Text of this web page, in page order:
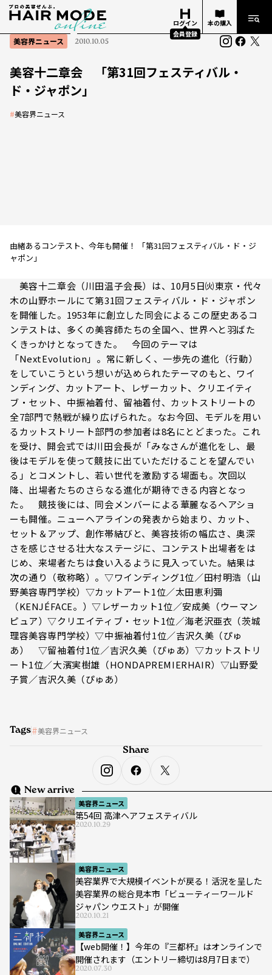
ログイン
会員登録
本の購入
美容界ニュース 2010.10.05
美容十二章会 「第31回フェスティバル・
ド・ジャポン」
#美容界ニュース
由緒あるコンテスト、今年も開催！ 「第31回フェスティバル・ド・ジ
ャポン」
美容十二章会（川田温子会長）は、10月5日㈫東京・代々
木の山野ホールにて第31回フェスティバル・ド・ジャポン
を開催した。1953年に創立した同会によるこの歴史あるコ
ンテストは、多くの美容師たちの全国へ、世界へと羽ばた
くきっかけとなってきた。 今回のテーマは
「NextEvolution」。常に新しく、一歩先の進化（行動）
をしていこうという想いが込められたテーマのもと、ワイ
ンディング、カットアート、レザーカット、クリエイティ
ブ・セット、中振袖着付、留袖着付、カットストリートの
全7部門で熱戦が繰り広げられた。なお今回、モデルを用い
るカットストリート部門の参加者は8名にとどまった。これ
を受け、開会式では川田会長が「みなさんが進化をし、最
後はモデルを使って競技に出ていただけることを望んでい
る」とコメントし、若い世代を激励する場面も。次回以
降、出場者たちのさらなる進化が期待できる内容となっ
た。 競技後には、同会メンバーによる華麗なるヘアショ
ーも開催。ニューヘアラインの発表から始まり、カット、
セット＆アップ、創作帯結びと、美容技術の幅広さ、奥深
さを感じさせる壮大なステージに、コンテスト出場者をは
じめ、来場者たちは食い入るように見入っていた。結果は
次の通り（敬称略）。▽ワインディング1位／田村明浩（山
野美容専門学校）▽カットアート1位／太田恵利彌
（KENJÉFACE。）▽レザーカット1位／安成美（ウーマン
ピュア）▽クリエイティブ・セット1位／海老沢亜衣（茨城
理容美容専門学校）▽中振袖着付1位／吉沢久美（ぴゅ
あ） ▽留袖着付1位／吉沢久美（ぴゅあ）▽カットストリ
ート1位／大濱実樹雄（HONDAPREMIERHAIR）▽山野愛
子賞／吉沢久美（ぴゅあ）
Tags 美容界ニュース
New arrive
美容界ニュース
第54回 高津ヘアフェスティバル
2020.10.29
美容界ニュース
美容業界で大規模イベントが戻る！活況を呈した
美容業界の総合見本市「ビューティーワールド
ジャパン ウエスト」が開催
2020.10.21
美容界ニュース
【web開催！】今年の『三都杯』はオンラインで
開催されます（エントリー締切は8月7日まで）
2020.07.30
Share